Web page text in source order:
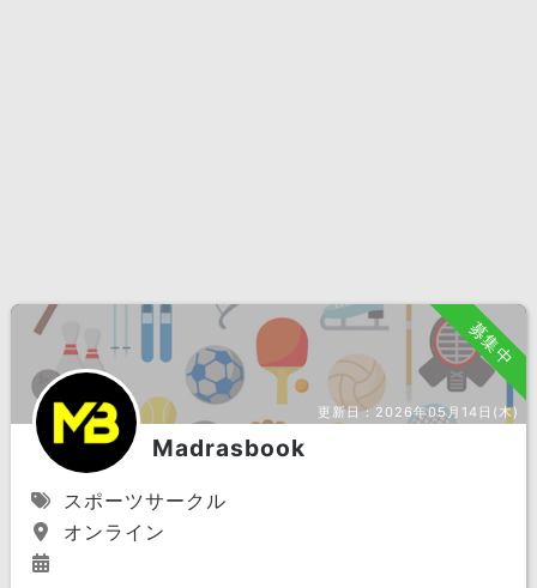
募集中
更新日：2026年05月14日(木)
Madrasbook
スポーツサークル
オンライン